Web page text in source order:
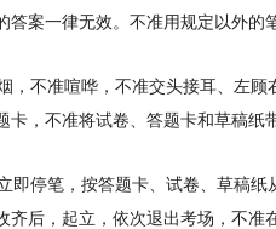
案一律无效。不准用规定以外的
，不准喧哗，不准交头接耳、左
，不准将试卷、答题卡和草稿纸
即停笔，按答题卡、试卷、草稿
后，起立，依次退出考场，不准